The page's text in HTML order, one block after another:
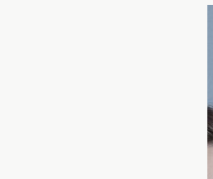
и Екатерина
гендер-пати, на
Рассказываем,